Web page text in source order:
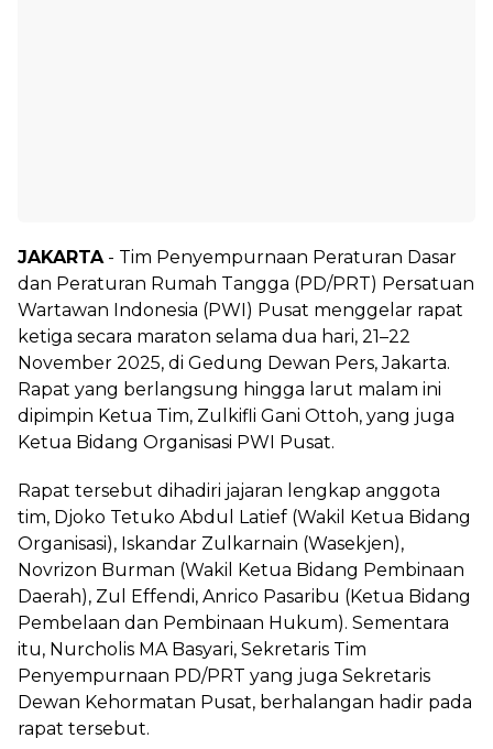
JAKARTA- Tim Penyempurnaan Peraturan Dasar
dan Peraturan Rumah Tangga (PD/PRT) Persatuan
Wartawan Indonesia (PWI) Pusat menggelar rapat
ketiga secara maraton selama dua hari, 21–22
November 2025, di Gedung Dewan Pers, Jakarta.
Rapat yang berlangsung hingga larut malam ini
dipimpin Ketua Tim, Zulkifli Gani Ottoh, yang juga
Ketua Bidang Organisasi PWI Pusat.
Rapat tersebut dihadiri jajaran lengkap anggota
tim, Djoko Tetuko Abdul Latief (Wakil Ketua Bidang
Organisasi), Iskandar Zulkarnain (Wasekjen),
Novrizon Burman (Wakil Ketua Bidang Pembinaan
Daerah), Zul Effendi, Anrico Pasaribu (Ketua Bidang
Pembelaan dan Pembinaan Hukum). Sementara
itu, Nurcholis MA Basyari, Sekretaris Tim
Penyempurnaan PD/PRT yang juga Sekretaris
Dewan Kehormatan Pusat, berhalangan hadir pada
rapat tersebut.